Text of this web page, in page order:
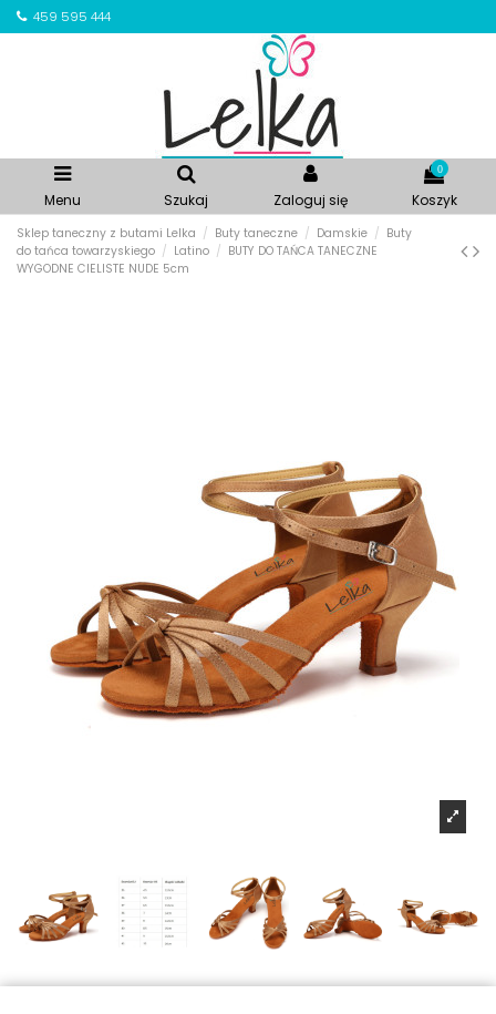
459 595 444
Menu Szukaj Zaloguj się
0
Koszyk
Sklep taneczny z butami Lelka Buty taneczne Damskie
Buty
do tańca towarzyskiego
Latino
BUTY DO TAŃCA TANECZNE
WYGODNE CIELISTE NUDE 5cm